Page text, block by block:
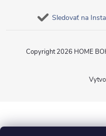
Sledovať na
Copyright 2026 HOME